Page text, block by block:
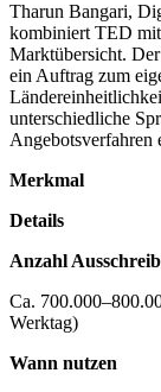
Tharun Bangari,
kombiniert TED
Marktübersicht.
ein Auftrag zum
unterschiedliche
Angebotsverfahren
Merkmal
Details
Anzahl
Ca.
Werktag)
Wann nutzen